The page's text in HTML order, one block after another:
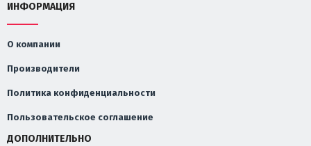
ИНФОРМАЦИЯ
О компании
Производители
Политика конфиденциальности
Пользовательское соглашение
ДОПОЛНИТЕЛЬНО